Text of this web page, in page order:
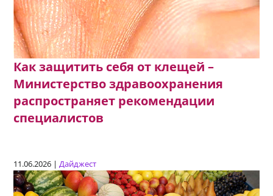
Как защитить себя от клещей –
Министерство здравоохранения
распространяет рекомендации
специалистов
11.06.2026 |Дайджест